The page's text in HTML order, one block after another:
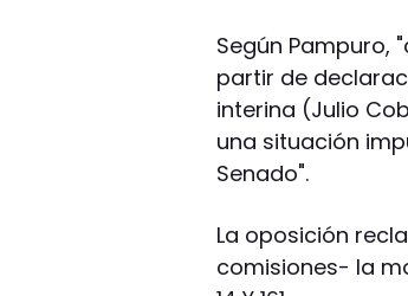
Según Pampuro,
partir de
interina (Julio
una situación
Senado".
La oposición
comisiones- la